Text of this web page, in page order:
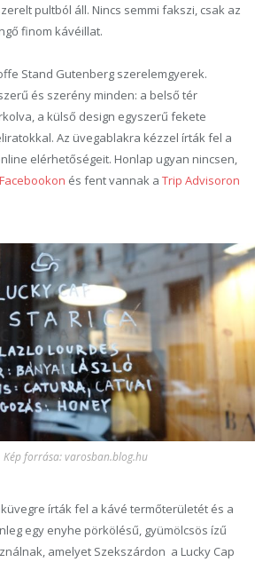
pultból áll. Nincs semmi fakszi, csak az
finom kávéillat.
Stand Gutenberg szerelemgyerek.
és szerény minden: a belső tér
a külső design egyszerű fekete
Az üvegablakra kézzel írták fel a
elérhetőségeit. Honlap ugyan nincsen,
Facebookon és fent vannak a Trip Advisoron
Kép forrása: varosban.blog.hu
írták fel a kávé termőterületét és a
egy enyhe pörkölésű, gyümölcsös ízű
amelyet Szekszárdon a Lucky Cap